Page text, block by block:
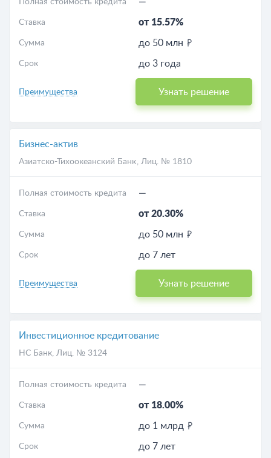
Полная стоимость кредита
Ставка от 15.57%
Сумма до 50 млн
Срок до 3 года
Преимущества Узнать решение
Бизнес-актив
Азиатско-Тихоокеанский Банк, Лиц. № 1810
Полная стоимость кредита —
Ставка от 20.30%
Сумма до 50 млн
Срок до 7 лет
Преимущества Узнать решение
Инвестиционное кредитование
НС Банк, Лиц. № 3124
Полная стоимость кредита —
Ставка от 18.00%
Сумма до 1 млрд
Срок до 7 лет